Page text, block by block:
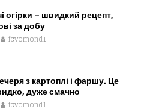
огірки – швидкий рецепт,
за добу
fcvomond1
з картоплі і фаршу. Це
дуже смачно
fcvomond1